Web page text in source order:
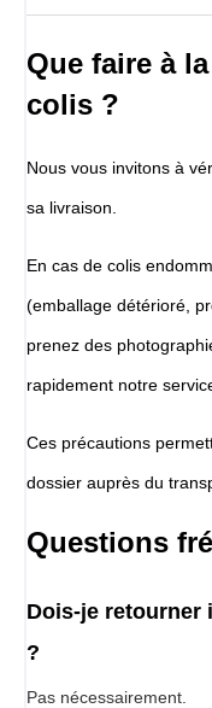
Que faire à
colis ?
Nous vous invitons à
sa livraison.
En cas de colis
(emballage détérioré,
prenez des
rapidement notre
Ces précautions
dossier auprès du
Questions
Dois-je retourner
?
Pas nécessairement.